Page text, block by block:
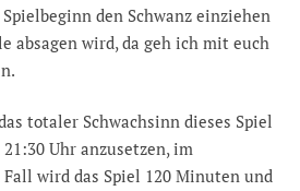
den Schwanz einziehen
absagen wird, da geh ich mit euch
totaler Schwachsinn dieses Spiel
21:30 Uhr anzusetzen, im
wird das Spiel 120 Minuten und